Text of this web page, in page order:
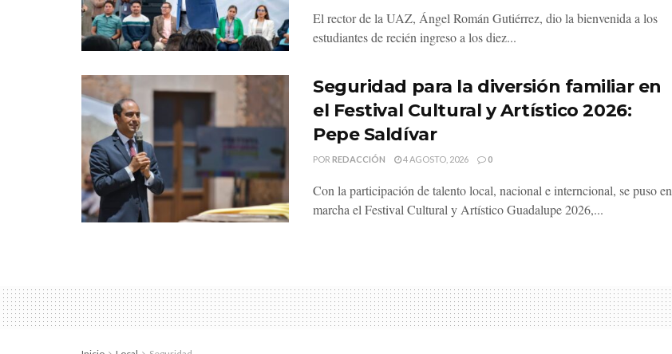
El rector de la UAZ, Ángel Román Gutiérrez, dio la bienvenida a los
estudiantes de recién ingreso a los diez...
Seguridad para la diversión familiar en
el Festival Cultural y Artístico 2026:
Pepe Saldívar
POR REDACCIÓN 4 AGOSTO, 2026 0
Con la participación de talento local, nacional e interncional, se puso en
marcha el Festival Cultural y Artístico Guadalupe 2026,...